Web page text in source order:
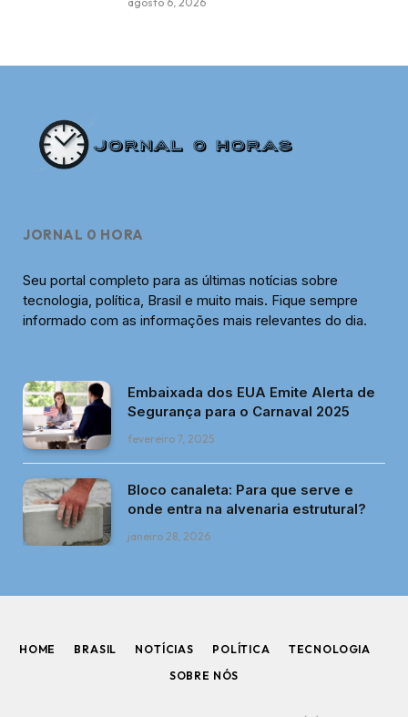
JORNAL 0 HORA
Seu portal completo para as últimas notícias sobre
tecnologia, política, Brasil e muito mais. Fique sempre
informado com as informações mais relevantes do dia.
Embaixada dos EUA Emite Alerta de
Segurança para o Carnaval 2025
fevereiro 7, 2025
Bloco canaleta: Para que serve e
onde entra na alvenaria estrutural?
janeiro 28, 2026
HOME BRASIL NOTÍCIAS POLÍTICA
TECNOLOGIA
SOBRE NÓS